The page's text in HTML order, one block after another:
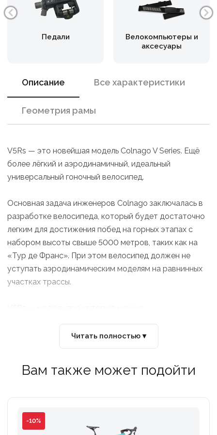
Педали
Велокомпьютеры и
аксесуары
Описание Все характеристики
Геометрия рамы
V5Rs — это новейшая модель Colnago V Series. Ещё
более лёгкий и аэродинамичный, идеальный
универсальный гоночный велосипед.
Основная задача инженеров Colnago заключалась в
разработке велосипеда, который будет достаточно
легким для достижения побед на горных этапах с
набором высоты свыше 5000 метров, таких как на
«Тур де Франс». При этом велосипед должен не
уступать аэродинамическим моделям на равнинных
участках трассы.
Самый легкий Colnago из когда-либо созданных.
V5Rs — самый легкий из когда-либо созданных
граммов. Рама весит на 12,5% меньше, чем его
предшественник, без ущерба для жесткости.
Читать полностью ▾
Вам также может подойти
-10%